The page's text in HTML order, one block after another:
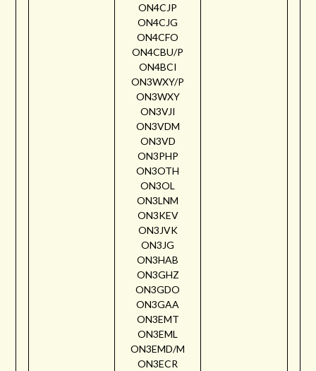
ON4CJP
ON4CJG
ON4CFO
ON4CBU/P
ON4BCI
ON3WXY/P
ON3WXY
ON3VJI
ON3VDM
ON3VD
ON3PHP
ON3OTH
ON3OL
ON3LNM
ON3KEV
ON3JVK
ON3JG
ON3HAB
ON3GHZ
ON3GDO
ON3GAA
ON3EMT
ON3EML
ON3EMD/M
ON3ECR